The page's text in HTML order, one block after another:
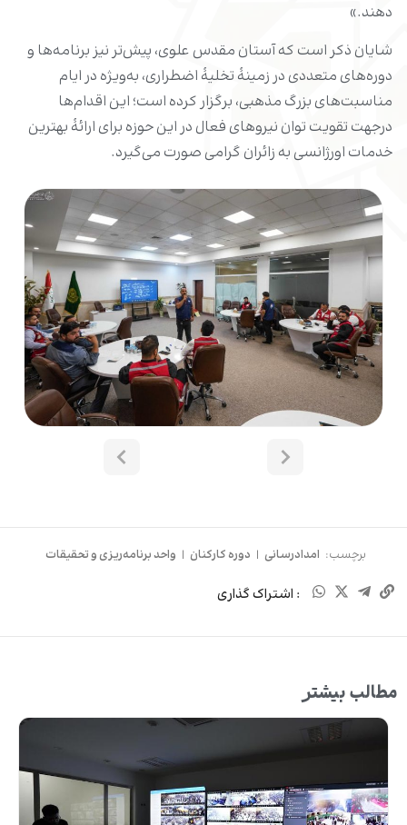
دهند.»
شایان ذکر است که آستان مقدس علوی، پیش‌تر نیز برنامه‌ها و
دوره‌های متعددی در زمینهٔ تخلیهٔ اضطراری، به‌ویژه در ایام
مناسبت‌های بزرگ مذهبی، برگزار کرده است؛ این اقدام‌ها
درجهت تقویت توان نیروهای فعال در این حوزه برای ارائهٔ بهترین
خدمات اورژانسی به زائران گرامی صورت می‌گیرد.
برچسب: امدادرسانی | دوره کارکنان | واحد برنامه‌ریزی و تحقیقات
: اشتراک گذاری
مطالب بیشتر